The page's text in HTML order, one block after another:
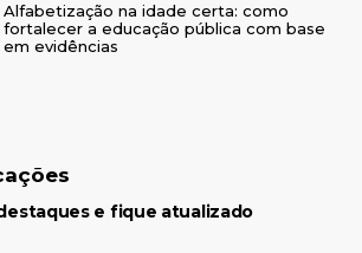
Alfabetização na idade certa: como
fortalecer a educação pública com base
em evidências
e fique atualizado